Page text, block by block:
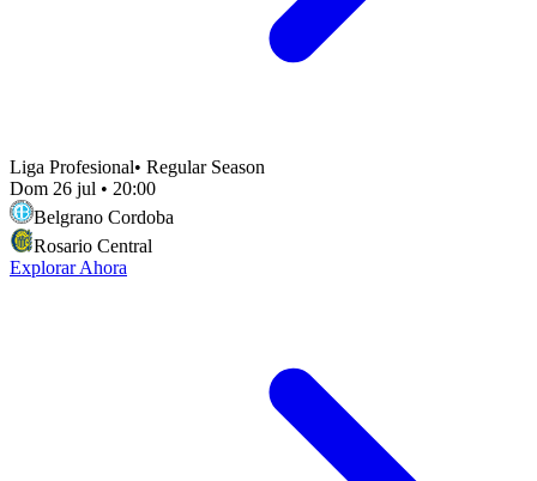
Liga Profesional• Regular Season
Dom 26 jul • 20:00
Belgrano Cordoba
Rosario Central
Explorar Ahora